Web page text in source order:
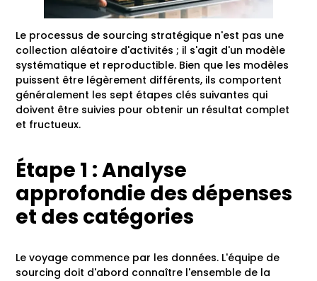
Le processus de sourcing stratégique n'est pas une
collection aléatoire d'activités ; il s'agit d'un modèle
systématique et reproductible. Bien que les modèles
puissent être légèrement différents, ils comportent
généralement les sept étapes clés suivantes qui
doivent être suivies pour obtenir un résultat complet
et fructueux.
Étape 1 : Analyse
approfondie des dépenses
et des catégories
Le voyage commence par les données. L'équipe de
sourcing doit d'abord connaître l'ensemble de la